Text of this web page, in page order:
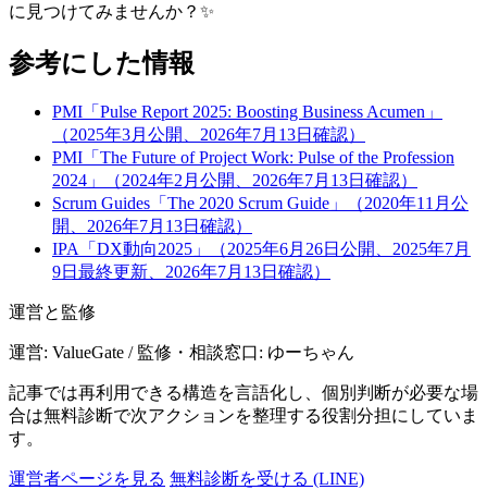
に見つけてみませんか？✨
参考にした情報
PMI「Pulse Report 2025: Boosting Business Acumen」
（2025年3月公開、2026年7月13日確認）
PMI「The Future of Project Work: Pulse of the Profession
2024」（2024年2月公開、2026年7月13日確認）
Scrum Guides「The 2020 Scrum Guide」（2020年11月公
開、2026年7月13日確認）
IPA「DX動向2025」（2025年6月26日公開、2025年7月
9日最終更新、2026年7月13日確認）
運営と監修
運営: ValueGate / 監修・相談窓口: ゆーちゃん
記事では再利用できる構造を言語化し、個別判断が必要な場
合は無料診断で次アクションを整理する役割分担にしていま
す。
運営者ページを見る 無料診断を受ける (LINE)